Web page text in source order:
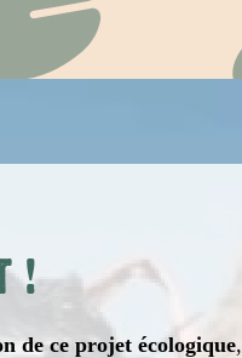
!
de ce projet écologique,